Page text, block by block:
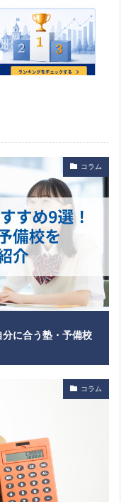
コラム
に合う塾・予備校
コラム